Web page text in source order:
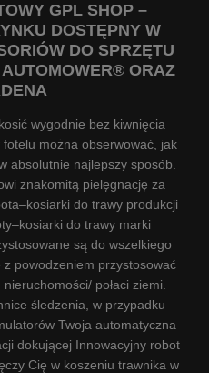
GPL SHOP –
DOSTĘPNY W
DO SPRZĘTU
ORAZ
wygodnie bez kiwnięcia
można obserwować, jak
absolutnie najlepszy sposób.
znakomitą pielęgnację za
do trawy produkcji
do trawy marki
są do wszelkiego
powodzeniem przystosować
połaci ziemi.
śledzenia, w przypadku
Twoja automatyczna
dokującej Innowacyjny robot
Cię w koszeniu trawnika w